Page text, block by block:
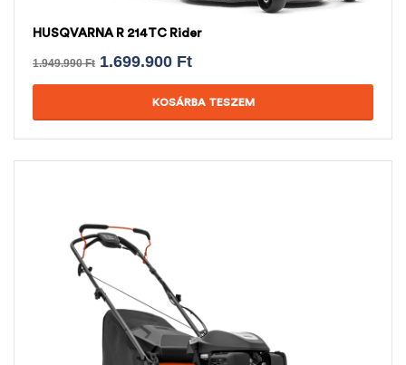
HUSQVARNA R 214TC Rider
1.949.990Ft 1.699.900 Ft
KOSÁRBA TESZEM